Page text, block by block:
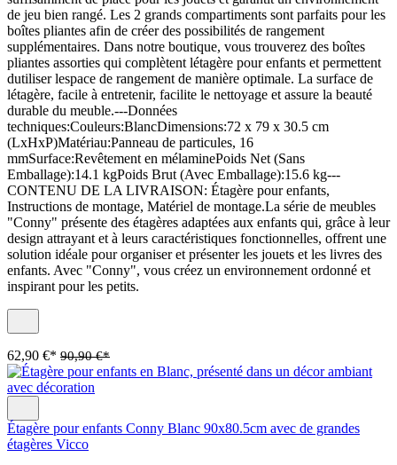
de jeu bien rangé. Les 2 grands compartiments sont parfaits pour les
boîtes pliantes afin de créer des possibilités de rangement
supplémentaires. Dans notre boutique, vous trouverez des boîtes
pliantes assorties qui complètent létagère pour enfants et permettent
dutiliser lespace de rangement de manière optimale. La surface de
létagère, facile à entretenir, facilite le nettoyage et assure la beauté
durable du meuble.---Données
techniques:Couleurs:BlancDimensions:72 x 79 x 30.5 cm
(LxHxP)Matériau:Panneau de particules, 16
mmSurface:Revêtement en mélaminePoids Net (Sans
Emballage):14.1 kgPoids Brut (Avec Emballage):15.6 kg---
CONTENU DE LA LIVRAISON: Étagère pour enfants,
Instructions de montage, Matériel de montage.La série de meubles
"Conny" présente des étagères adaptées aux enfants qui, grâce à leur
design attrayant et à leurs caractéristiques fonctionnelles, offrent une
solution idéale pour organiser et présenter les jouets et les livres des
enfants. Avec "Conny", vous créez un environnement ordonné et
inspirant pour les petits.
62,90 €* 90,90 €*
Étagère pour enfants Conny Blanc 90x80.5cm avec de grandes
étagères Vicco